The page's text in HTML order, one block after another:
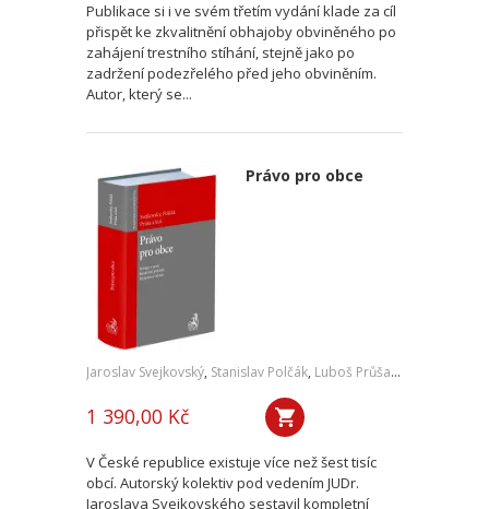
Publikace si i ve svém třetím vydání klade za cíl
přispět ke zkvalitnění obhajoby obviněného po
zahájení trestního stíhání, stejně jako po
zadržení podezřelého před jeho obviněním.
Autor, který se...
Právo pro obce
Jaroslav Svejkovský, Stanislav Polčák, Luboš Průša,a kol.
1 390,00 Kč
V České republice existuje více než šest tisíc
obcí. Autorský kolektiv pod vedením JUDr.
Jaroslava Svejkovského sestavil kompletní